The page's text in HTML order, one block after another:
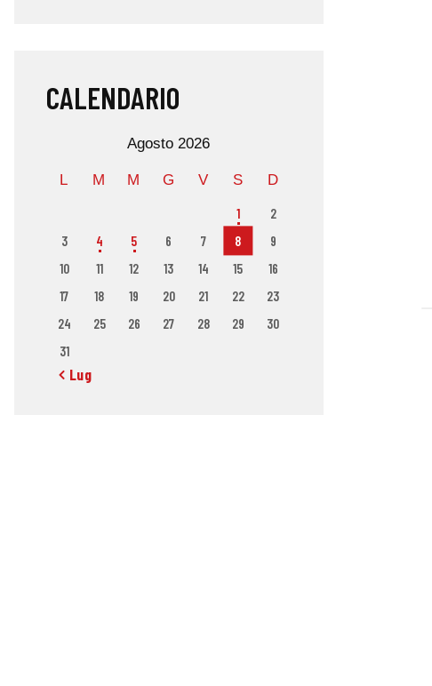
CALENDARIO
Agosto 2026
L M M G V S D
1
2
3
4 5 6 7 8
9
10
11 12 13 14 15
16
17
18 19 20 21 22
23
24
25 26 27 28 29
30
31
« Lug